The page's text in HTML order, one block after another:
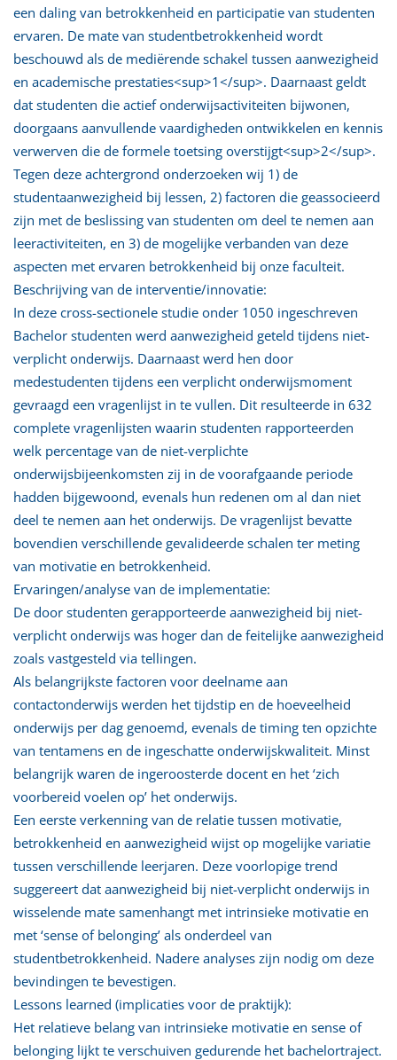
een daling van betrokkenheid en participatie van studenten
ervaren. De mate van studentbetrokkenheid wordt
beschouwd als de mediërende schakel tussen aanwezigheid
en academische prestaties<sup>1</sup>. Daarnaast geldt
dat studenten die actief onderwijsactiviteiten bijwonen,
doorgaans aanvullende vaardigheden ontwikkelen en kennis
verwerven die de formele toetsing overstijgt<sup>2</sup>.
Tegen deze achtergrond onderzoeken wij 1) de
studentaanwezigheid bij lessen, 2) factoren die geassocieerd
zijn met de beslissing van studenten om deel te nemen aan
leeractiviteiten, en 3) de mogelijke verbanden van deze
aspecten met ervaren betrokkenheid bij onze faculteit.
Beschrijving van de interventie/innovatie:
In deze cross-sectionele studie onder 1050 ingeschreven
Bachelor studenten werd aanwezigheid geteld tijdens niet-
verplicht onderwijs. Daarnaast werd hen door
medestudenten tijdens een verplicht onderwijsmoment
gevraagd een vragenlijst in te vullen. Dit resulteerde in 632
complete vragenlijsten waarin studenten rapporteerden
welk percentage van de niet-verplichte
onderwijsbijeenkomsten zij in de voorafgaande periode
hadden bijgewoond, evenals hun redenen om al dan niet
deel te nemen aan het onderwijs. De vragenlijst bevatte
bovendien verschillende gevalideerde schalen ter meting
van motivatie en betrokkenheid.
Ervaringen/analyse van de implementatie:
De door studenten gerapporteerde aanwezigheid bij niet-
verplicht onderwijs was hoger dan de feitelijke aanwezigheid
zoals vastgesteld via tellingen.
Als belangrijkste factoren voor deelname aan
contactonderwijs werden het tijdstip en de hoeveelheid
onderwijs per dag genoemd, evenals de timing ten opzichte
van tentamens en de ingeschatte onderwijskwaliteit. Minst
belangrijk waren de ingeroosterde docent en het ‘zich
voorbereid voelen op’ het onderwijs.
Een eerste verkenning van de relatie tussen motivatie,
betrokkenheid en aanwezigheid wijst op mogelijke variatie
tussen verschillende leerjaren. Deze voorlopige trend
suggereert dat aanwezigheid bij niet-verplicht onderwijs in
wisselende mate samenhangt met intrinsieke motivatie en
met ‘sense of belonging’ als onderdeel van
studentbetrokkenheid. Nadere analyses zijn nodig om deze
bevindingen te bevestigen.
Lessons learned (implicaties voor de praktijk):
Het relatieve belang van intrinsieke motivatie en sense of
belonging lijkt te verschuiven gedurende het bachelortraject.